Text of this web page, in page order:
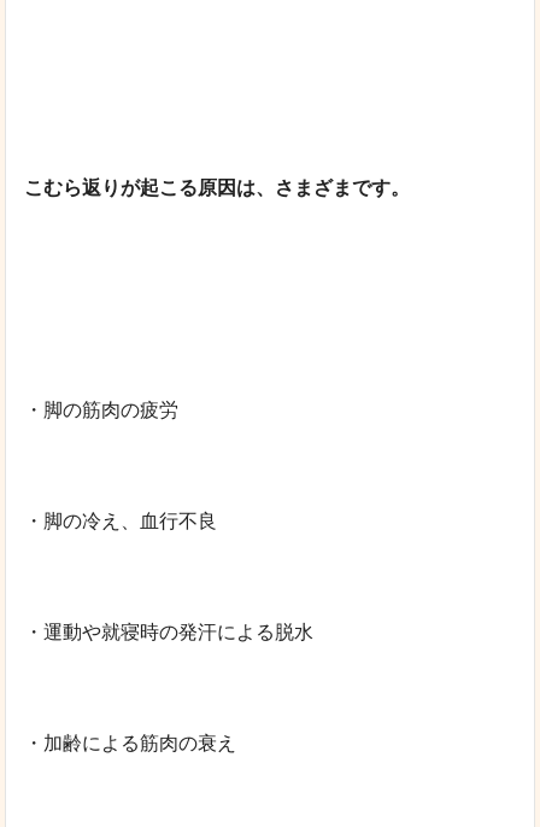
こむら返りが起こる原因は、さまざまです。
・脚の筋肉の疲労
・脚の冷え、血行不良
・運動や就寝時の発汗による脱水
・加齢による筋肉の衰え